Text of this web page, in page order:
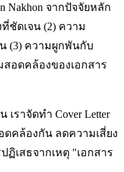
Nakhon จากปัจจัยหลัก
ชัดเจน (2) ความ
(3) ความผูกพันกับ
สอดคล้องของเอกสาร
เราจัดทำ Cover Letter
ดคล้องกัน ลดความเสี่ยง
ฏิเสธจากเหตุ "เอกสาร